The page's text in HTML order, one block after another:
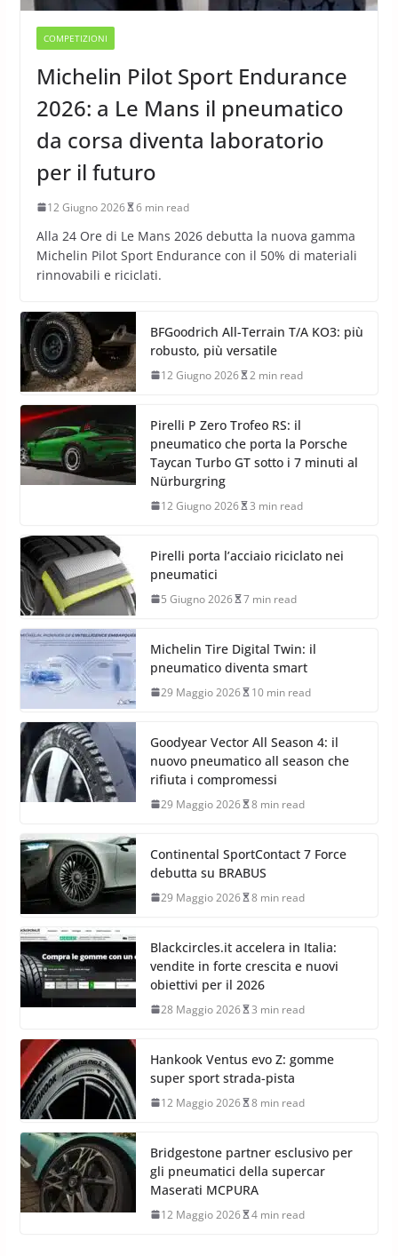
COMPETIZIONI
Michelin Pilot Sport Endurance
2026: a Le Mans il pneumatico
da corsa diventa laboratorio
per il futuro
12 Giugno 2026 6 min read
Alla 24 Ore di Le Mans 2026 debutta la nuova gamma
Michelin Pilot Sport Endurance con il 50% di materiali
rinnovabili e riciclati.
BFGoodrich All-Terrain T/A KO3: più
robusto, più versatile
12 Giugno 2026 2 min read
Pirelli P Zero Trofeo RS: il
pneumatico che porta la Porsche
Taycan Turbo GT sotto i 7 minuti al
Nürburgring
12 Giugno 2026 3 min read
Pirelli porta l’acciaio riciclato nei
pneumatici
5 Giugno 2026 7 min read
Michelin Tire Digital Twin: il
pneumatico diventa smart
29 Maggio 2026 10 min read
Goodyear Vector All Season 4: il
nuovo pneumatico all season che
rifiuta i compromessi
29 Maggio 2026 8 min read
Continental SportContact 7 Force
debutta su BRABUS
29 Maggio 2026 8 min read
Blackcircles.it accelera in Italia:
vendite in forte crescita e nuovi
obiettivi per il 2026
28 Maggio 2026 3 min read
Hankook Ventus evo Z: gomme
super sport strada-pista
12 Maggio 2026 8 min read
Bridgestone partner esclusivo per
gli pneumatici della supercar
Maserati MCPURA
12 Maggio 2026 4 min read